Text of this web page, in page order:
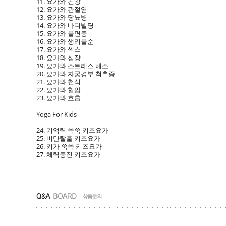
12. 요가와 관절염
13. 요가와 당뇨병
14. 요가와 바디빌딩
15. 요가와 불면증
16. 요가와 생리불순
17. 요가와 섹스
18. 요가와 심장
19. 요가와 스트레스 해소
20. 요가와 자궁경부 척추증
21. 요가와 천식
22. 요가와 혈압
23. 요가와 호흡
Yoga For Kids
24. 기억력 쑥쑥 키즈요가
25. 비만탈출 키즈요가
26. 키가 쑥쑥 키즈요가
27. 체력증진 키즈요가